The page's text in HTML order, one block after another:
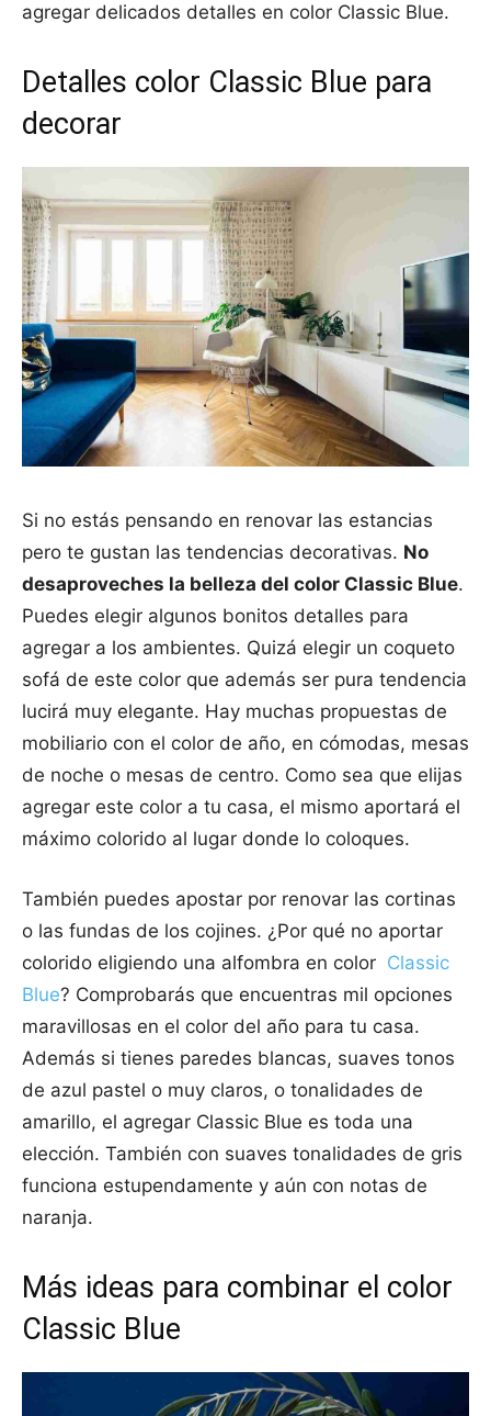
agregar delicados detalles en color Classic Blue.
Detalles color Classic Blue para
decorar
Si no estás pensando en renovar las estancias
pero te gustan las tendencias decorativas. No
desaproveches la belleza del color Classic Blue.
Puedes elegir algunos bonitos detalles para
agregar a los ambientes. Quizá elegir un coqueto
sofá de este color que además ser pura tendencia
lucirá muy elegante. Hay muchas propuestas de
mobiliario con el color de año, en cómodas, mesas
de noche o mesas de centro. Como sea que elijas
agregar este color a tu casa, el mismo aportará el
máximo colorido al lugar donde lo coloques.
También puedes apostar por renovar las cortinas
o las fundas de los cojines. ¿Por qué no aportar
colorido eligiendo una alfombra en color Classic
Blue? Comprobarás que encuentras mil opciones
maravillosas en el color del año para tu casa.
Además si tienes paredes blancas, suaves tonos
de azul pastel o muy claros, o tonalidades de
amarillo, el agregar Classic Blue es toda una
elección. También con suaves tonalidades de gris
funciona estupendamente y aún con notas de
naranja.
Más ideas para combinar el color
Classic Blue